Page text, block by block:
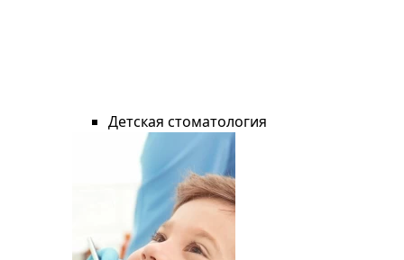
Детская стоматология